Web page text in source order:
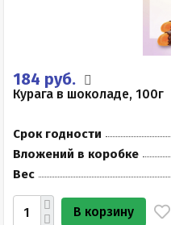
184 руб.
Курага в шоколаде, 100г
Срок годности
Вложений в коробке
Вес
В корзину